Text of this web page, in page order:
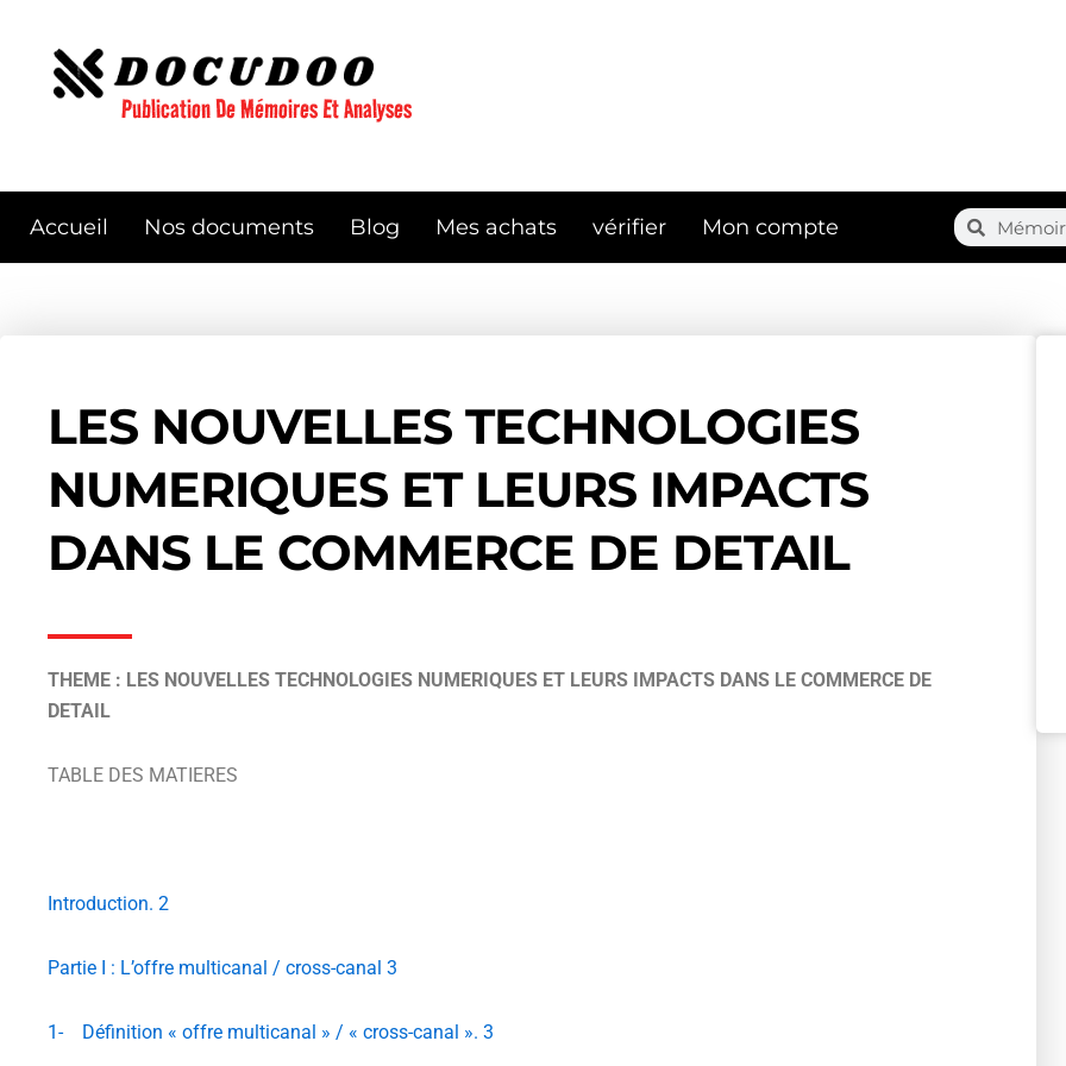
contenu
Publication De Mémoires Et Analyses
Accueil Nos documents Blog Mes achats vérifier Mon compte SearchSearch
LES NOUVELLES TECHNOLOGIES
NUMERIQUES ET LEURS IMPACTS
DANS LE COMMERCE DE DETAIL
THEME : LES NOUVELLES TECHNOLOGIES NUMERIQUES ET LEURS IMPACTS DANS LE COMMERCE DE
DETAIL
TABLE DES MATIERES
Introduction. 2
Partie I : L’offre multicanal / cross-canal 3
1- Définition « offre multicanal » / « cross-canal ». 3